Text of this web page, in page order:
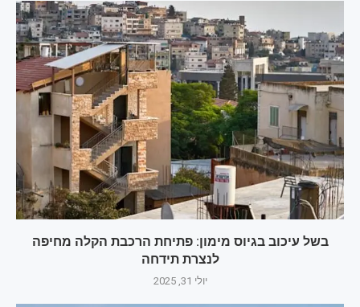
בשל עיכוב בגיוס מימון: פתיחת הרכבת הקלה מחיפה
לנצרת תידחה
יולי 31, 2025